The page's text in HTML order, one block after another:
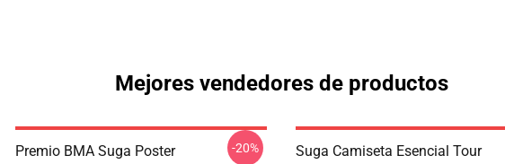
Mejores vendedores de productos
Premio BMA Suga Poster -20% Suga Camiseta Esencial Tour